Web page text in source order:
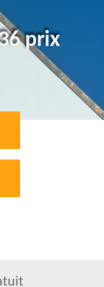
prix